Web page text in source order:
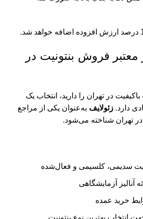
معتبر فروش بنتونیت در
در تهران را دارید، انتخاب یک
دارد. زئولایف به‌عنوان یکی از مراجع
تهران شناخته می‌شود.
سدیمی، کلسیمی و فعال‌شده
آنالیز آزمایشگاهی
خرید عمده
بهترین نوع بنتونیت